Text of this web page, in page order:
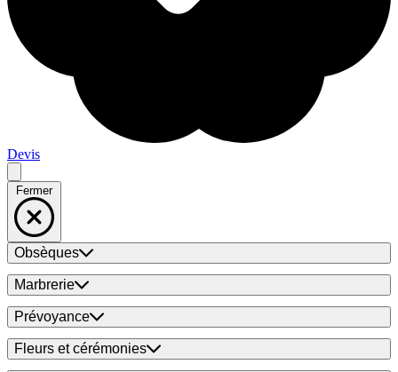
Devis
Fermer
Obsèques
Marbrerie
Prévoyance
Fleurs et cérémonies